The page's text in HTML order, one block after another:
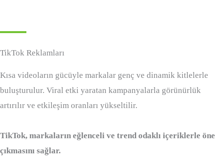
TikTok Reklamları
Kısa videoların gücüyle markalar genç ve dinamik kitlelerle
buluşturulur. Viral etki yaratan kampanyalarla görünürlük
artırılır ve etkileşim oranları yükseltilir.
TikTok, markaların eğlenceli ve trend odaklı içeriklerle öne
çıkmasını sağlar.